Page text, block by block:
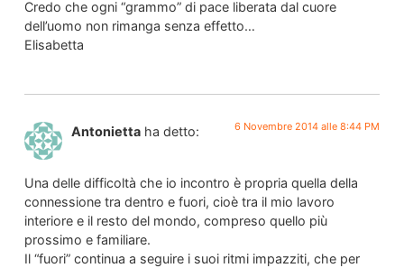
Credo che ogni “grammo” di pace liberata dal cuore
dell’uomo non rimanga senza effetto…
Elisabetta
Antonietta ha detto: 6 Novembre 2014 alle 8:44 PM
Una delle difficoltà che io incontro è propria quella della
connessione tra dentro e fuori, cioè tra il mio lavoro
interiore e il resto del mondo, compreso quello più
prossimo e familiare.
Il “fuori” continua a seguire i suoi ritmi impazziti, che per